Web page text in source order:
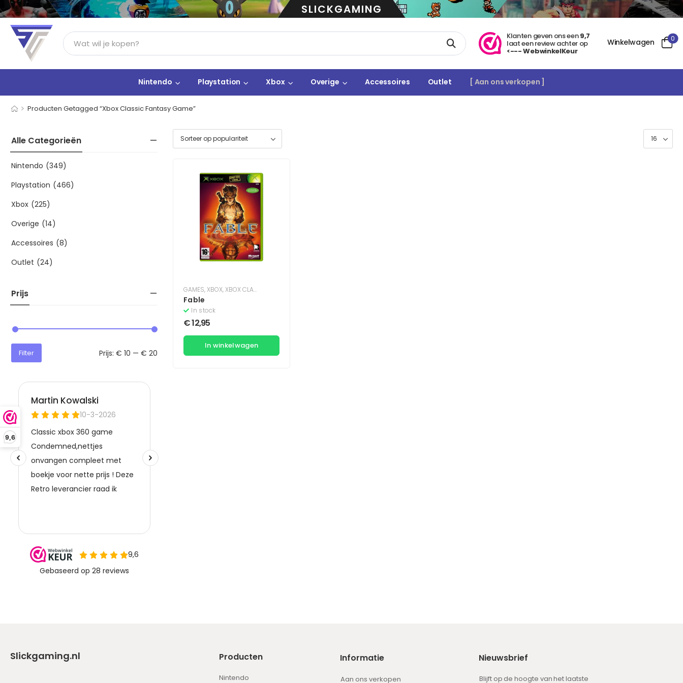
9,6
SLICKGAMING
Klanten geven ons een9,7
laat een review achter op
<--- WebwinkelKeur
Winkelwagen 0
Nintendo Playstation Xbox Overige Accessoires Outlet [ Aan ons verkopen ]
> Producten Getagged “Xbox Classic Fantasy Game”
Alle Categorieën
Nintendo (349)
Playstation (466)
Xbox (225)
Overige (14)
Accessoires (8)
Outlet (24)
Prijs
Filter Prijs: € 10 — € 20
GAMES,XBOX,XBOX CLASSIC
Fable
In stock
€12,95
In winkelwagen
Slickgaming.nl Producten
Nintendo
Informatie
Aan ons verkopen
Nieuwsbrief
Blijft op de hoogte van het laatste